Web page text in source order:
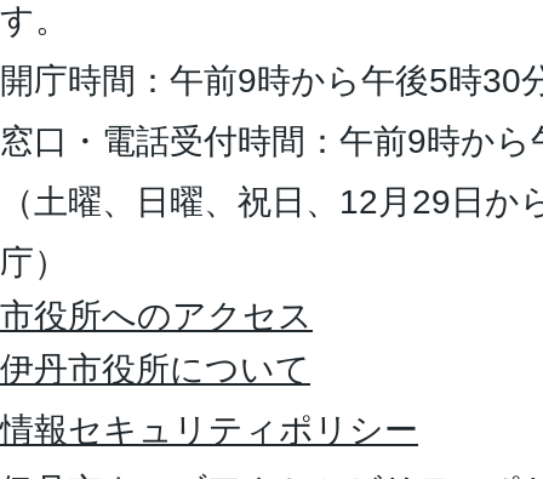
す。
開庁時間：午前9時から午後5時30
窓口・電話受付時間：午前9時か
（土曜、日曜、祝日、12月29日
庁）
市役所へのアクセス
伊丹市役所について
情報セキュリティポリシー